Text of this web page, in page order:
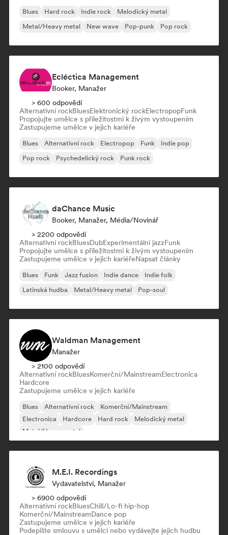
Blues Hard rock Indie rock
Melodický metal
Metal/Heavy metal
New wave Pop-punk Pop rock
Ecléctica Management
Booker, Manažer
> 600 odpovědí
Alternativní rockBluesElektronický rockElectropopFunk
Propojujte umělce s příležitostmi k živým vystoupením
Zastupujeme umělce v jejich kariéře
Blues Alternativní rock Electropop Funk
Indie pop
Pop rock
Psychedelický rock Punk rock
daChance Music
Booker, Manažer, Média/novinář
> 2200 odpovědí
Alternativní rockBluesDubExperimentální jazzFunk
Propojujte umělce s příležitostmi k živým vystoupením
Zastupujeme umělce v jejich kariéřeNapsat články
Blues Funk Jazz fusion Indie dance
Indie folk
Latinská hudba
Metal/Heavy metal Pop-soul
Waldman Management
Manažer
> 2100 odpovědí
Alternativní rockBluesKomerční/MainstreamElectronica
Hardcore
Zastupujeme umělce v jejich kariéře
Blues Alternativní rock
Komerční/Mainstream
Electronica
Hardcore Hard rock
Melodický metal
Metal/Heavy metal
M.E.I. Recordings
Vydavatelství, Manažer
> 6900 odpovědí
Alternativní rockBluesChill/Lo-fi hip-hop
Komerční/MainstreamDance pop
Zastupujeme umělce v jejich kariéře
Podepište smlouvu s umělci nebo vydávejte jejich hudbu